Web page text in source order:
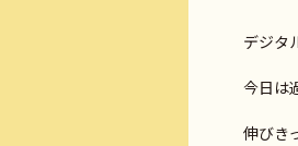
デジタ
今日は
伸びき